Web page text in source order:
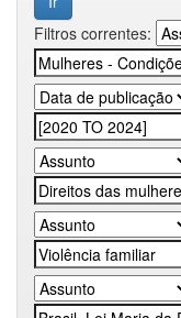
Filtros correntes: